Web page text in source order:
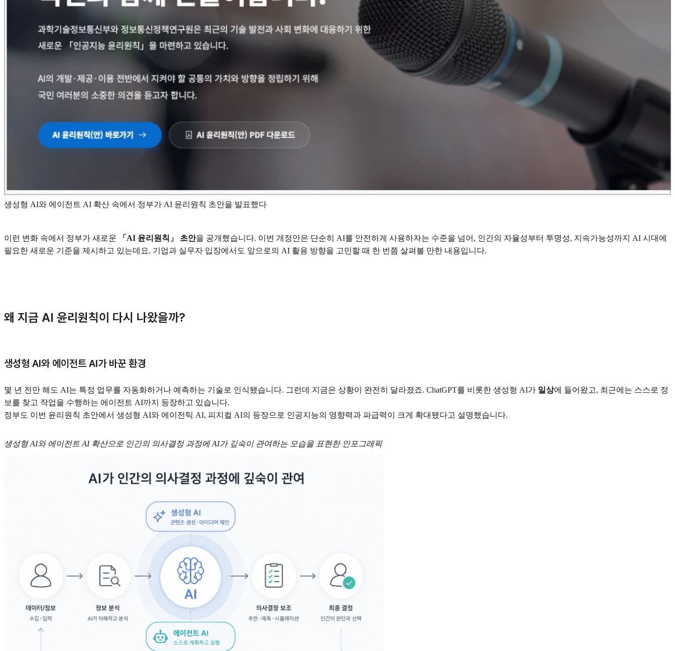
생성형 AI와 에이전트 AI 확산 속에서 정부가 AI 윤리원칙 초안을 발표했다
이런 변화 속에서 정부가 새로운 「AI 윤리원칙」 초안을 공개했습니다. 이번 개정안은 단순히 AI를 안전하게 사용하자는 수준을 넘어, 인간의 자율성부터 투명성, 지속가능성까지 AI 시대에
필요한 새로운 기준을 제시하고 있는데요. 기업과 실무자 입장에서도 앞으로의 AI 활용 방향을 고민할 때 한 번쯤 살펴볼 만한 내용입니다.
왜 지금 AI 윤리원칙이 다시 나왔을까?
생성형 AI와 에이전트 AI가 바꾼 환경
몇 년 전만 해도 AI는 특정 업무를 자동화하거나 예측하는 기술로 인식됐습니다. 그런데 지금은 상황이 완전히 달라졌죠. ChatGPT를 비롯한 생성형 AI가 일상에 들어왔고, 최근에는 스스로 정
보를 찾고 작업을 수행하는 에이전트 AI까지 등장하고 있습니다.
정부도 이번 윤리원칙 초안에서 생성형 AI와 에이전틱 AI, 피지컬 AI의 등장으로 인공지능의 영향력과 파급력이 크게 확대됐다고 설명했습니다.
생성형 AI와 에이전트 AI 확산으로 인간의 의사결정 과정에 AI가 깊숙이 관여하는 모습을 표현한 인포그래픽